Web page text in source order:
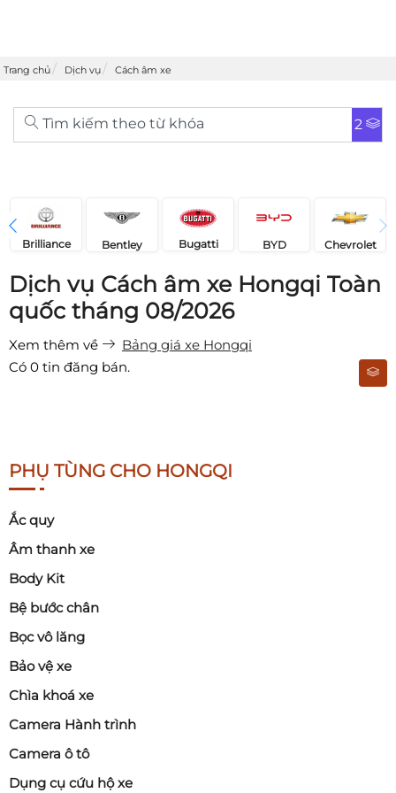
Trang chủ Dịch vụ Cách âm xe
Tìm kiếm theo từ khóa 2
Brilliance Bentley Bugatti BYD Chevrolet
Dịch vụ Cách âm xe Hongqi Toàn
quốc tháng 08/2026
Xem thêm về
Bảng giá xe Hongqi
Có 0 tin đăng bán.
PHỤ TÙNG CHO HONGQI
Ắc quy
Âm thanh xe
Body Kit
Bệ bước chân
Bọc vô lăng
Bảo vệ xe
Chìa khoá xe
Camera Hành trình
Camera ô tô
Dụng cụ cứu hộ xe